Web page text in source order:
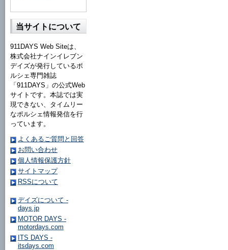
当サイトについて
911DAYS Web Siteは、
株式会社ナインイレブン
デイズが発行しているポ
ルシェ専門雑誌
「911DAYS」の公式Web
サイトです。本誌では実
現できない、タイムリー
なポルシェ情報発信を行
っています。
よくあるご質問と回答
お問い合わせ
個人情報保護方針
サイトマップ
RSSについて
デイズについて -
days.jp
MOTOR DAYS -
motordays.com
ITS DAYS -
itsdays.com